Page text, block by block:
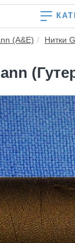
(A&E) Нитки